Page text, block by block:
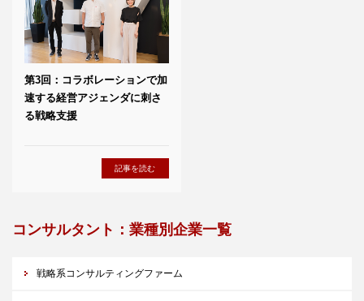
第3回：コラボレーションで加
速する経営アジェンダに刺さ
る戦略支援
記事を読む
コンサルタント：業種別企業一覧
戦略系コンサルティングファーム